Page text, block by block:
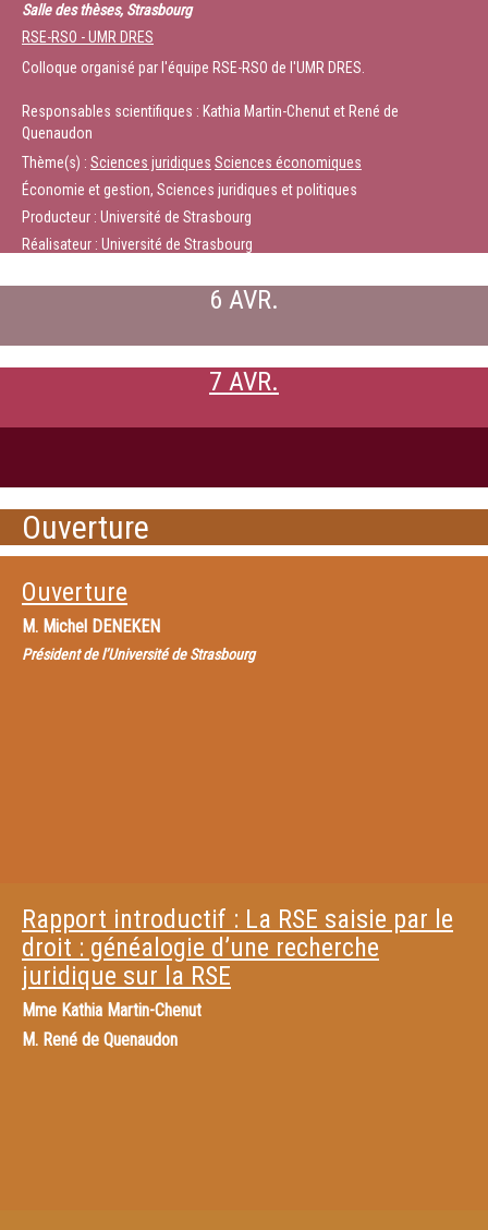
Salle des thèses, Strasbourg
RSE-RSO - UMR DRES
Colloque organisé par l'équipe RSE-RSO de l'UMR DRES.
Responsables scientifiques : Kathia Martin-Chenut et René de
Quenaudon
Thème(s) : Sciences juridiques Sciences économiques
Économie et gestion, Sciences juridiques et politiques
Producteur : Université de Strasbourg
Réalisateur : Université de Strasbourg
6 AVR.
7 AVR.
Ouverture
Ouverture
M. Michel DENEKEN
Président de l’Université de Strasbourg
Rapport introductif : La RSE saisie par le
droit : généalogie d’une recherche
juridique sur la RSE
Mme Kathia Martin-Chenut
M. René de Quenaudon